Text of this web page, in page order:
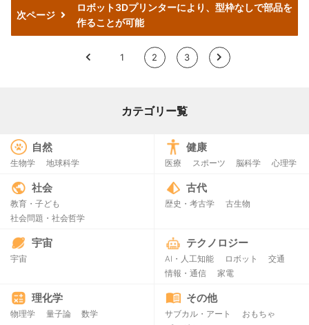
次ページ
ロボット3Dプリンターにより、型枠なしで部品を
作ることが可能
< 1 2 3 >
カテゴリー覧
自然
生物学 地球科学
健康
医療 スポーツ 脳科学 心理学
社会
教育・子ども
社会問題・社会哲学
古代
歴史・考古学 古生物
宇宙
宇宙
テクノロジー
AI・人工知能 ロボット
交通
情報・通信
家電
理化学
物理学 量子論 数学
その他
サブカル・アート
おもちゃ